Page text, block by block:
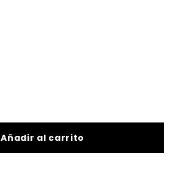
Añadir al carrito